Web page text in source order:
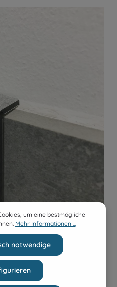
von
können fugenlos
werden.
um eine bestmögliche
Mehr Informationen ...
notwendige